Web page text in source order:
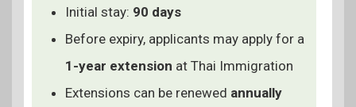
Initial stay: 90 days
Before expiry, applicants may apply for a
1-year extension at Thai Immigration
Extensions can be renewed annually